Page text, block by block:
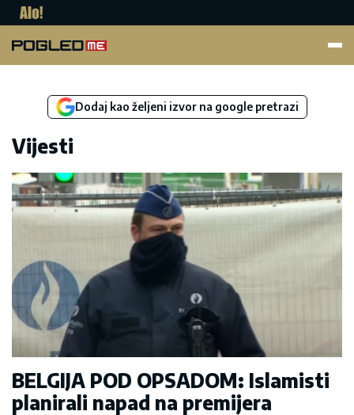
Dodaj kao željeni izvor na google pretrazi
Vijesti
BELGIJA POD OPSADOM: Islamisti
planirali napad na premijera